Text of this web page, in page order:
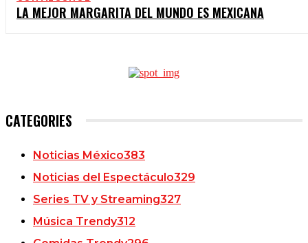
LA MEJOR MARGARITA DEL MUNDO ES MEXICANA
CATEGORIES
Noticias México383
Noticias del Espectáculo329
Series TV y Streaming327
Música Trendy312